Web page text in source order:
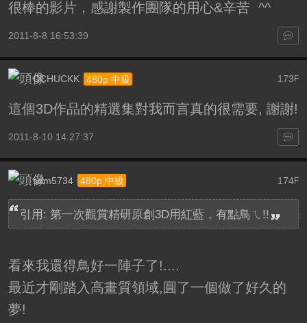
很棒的影片，感謝製作團隊的用心&辛苦 ^^
2011-8-8 16:53:39
173 F
CCHUCKK 480p 中級
這個3D作品的精選集對我而言真的很需要, 謝謝!
2011-8-10 14:27:37
174F
sdm5734 480p 中級
引用: 第一次觀賞精研原創3D用紅藍，有點鳥ㄟ!!
看來我還得鳥好一陣子了!....
最近才剛踏入高畫質領域,圓了一個做了好久的
夢!